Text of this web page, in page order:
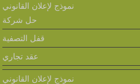
نموذج لإعلان القانوني
حل شركة
قفل التصفية
عقد تجاري
نموذج لإعلان القانوني